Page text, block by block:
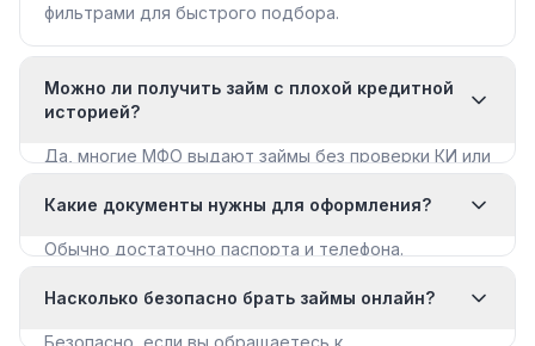
фильтрами для быстрого подбора.
Можно ли получить займ с плохой кредитной
историей?
Да, многие МФО выдают займы без проверки КИ или
с плохой КИ».
Какие документы нужны для оформления?
Обычно достаточно паспорта и телефона.
документы для крупных сумм.
Насколько безопасно брать займы онлайн?
Безопасно, если вы обращаетесь к